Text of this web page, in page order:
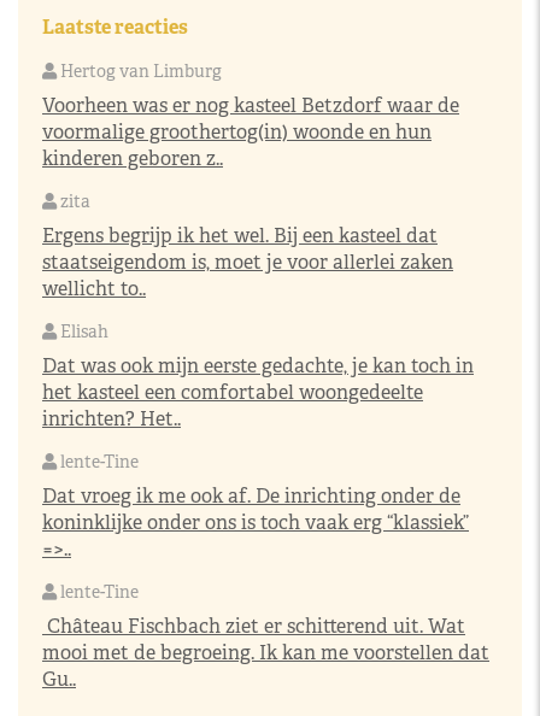
Laatste reacties
Hertog van Limburg
Voorheen was er nog kasteel Betzdorf waar de
voormalige groothertog(in) woonde en hun
kinderen geboren z..
zita
Ergens begrijp ik het wel. Bij een kasteel dat
staatseigendom is, moet je voor allerlei zaken
wellicht to..
Elisah
Dat was ook mijn eerste gedachte, je kan toch in
het kasteel een comfortabel woongedeelte
inrichten? Het..
lente-Tine
Dat vroeg ik me ook af. De inrichting onder de
koninklijke onder ons is toch vaak erg “klassiek”
=>..
lente-Tine
Château Fischbach ziet er schitterend uit. Wat
mooi met de begroeing. Ik kan me voorstellen dat
Gu..